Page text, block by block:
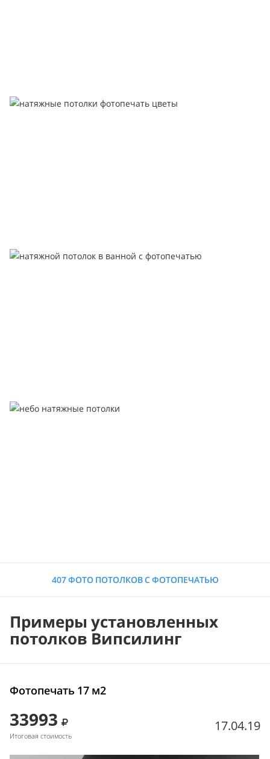
407 ФОТО ПОТОЛКОВ С ФОТОПЕЧАТЬЮ
Примеры установленных
потолков Випсилинг
Фотопечать 17 м2
33993
Итоговая стоимость
17.04.19